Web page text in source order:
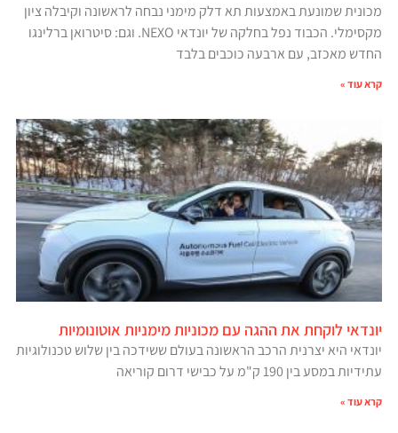
מכונית שמונעת באמצעות תא דלק מימני נבחה לראשונה וקיבלה ציון
מקסימלי. הכבוד נפל בחלקה של יונדאי NEXO. וגם: סיטרואן ברלינגו
החדש מאכזב, עם ארבעה כוכבים בלבד
קרא עוד »
יונדאי לוקחת את ההגה עם מכוניות מימניות אוטונומיות
יונדאי היא יצרנית הרכב הראשונה בעולם ששידכה בין שלוש טכנולוגיות
עתידיות במסע בין 190 ק"מ על כבישי דרום קוריאה
קרא עוד »